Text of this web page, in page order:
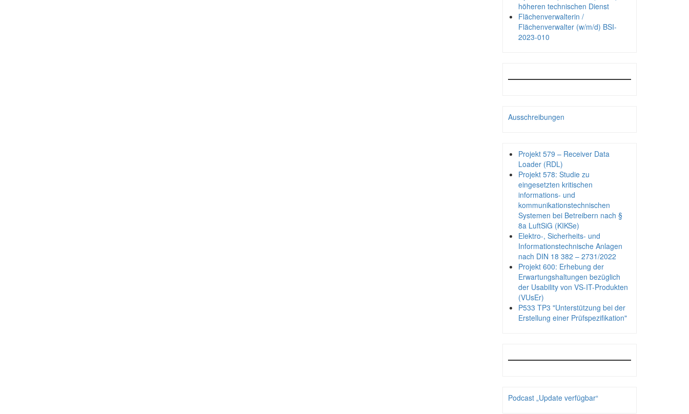
höheren technischen Dienst
Flächenverwalterin /
Flächenverwalter (w/m/d) BSI-
2023-010
Ausschreibungen
Projekt 579 – Receiver Data
Loader (RDL)
Projekt 578: Studie zu
eingesetzten kritischen
informations- und
kommunikationstechnischen
Systemen bei Betreibern nach §
8a LuftSiG (KIKSe)
Elektro-, Sicherheits- und
Informationstechnische Anlagen
nach DIN 18 382 – 2731/2022
Projekt 600: Erhebung der
Erwartungshaltungen bezüglich
der Usability von VS-IT-Produkten
(VUsEr)
P533 TP3 "Unterstützung bei der
Erstellung einer Prüfspezifikation"
Podcast „Update verfügbar“